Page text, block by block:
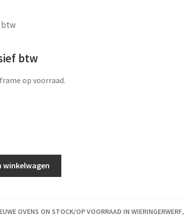
btw
btw
op voorraad.
winkelwagen
OVENS ON STOCK/OP VOORRAAD IN WIERINGERWERF,